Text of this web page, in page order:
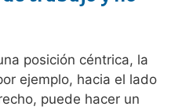
posición céntrica, la
ejemplo, hacia el lado
puede hacer un